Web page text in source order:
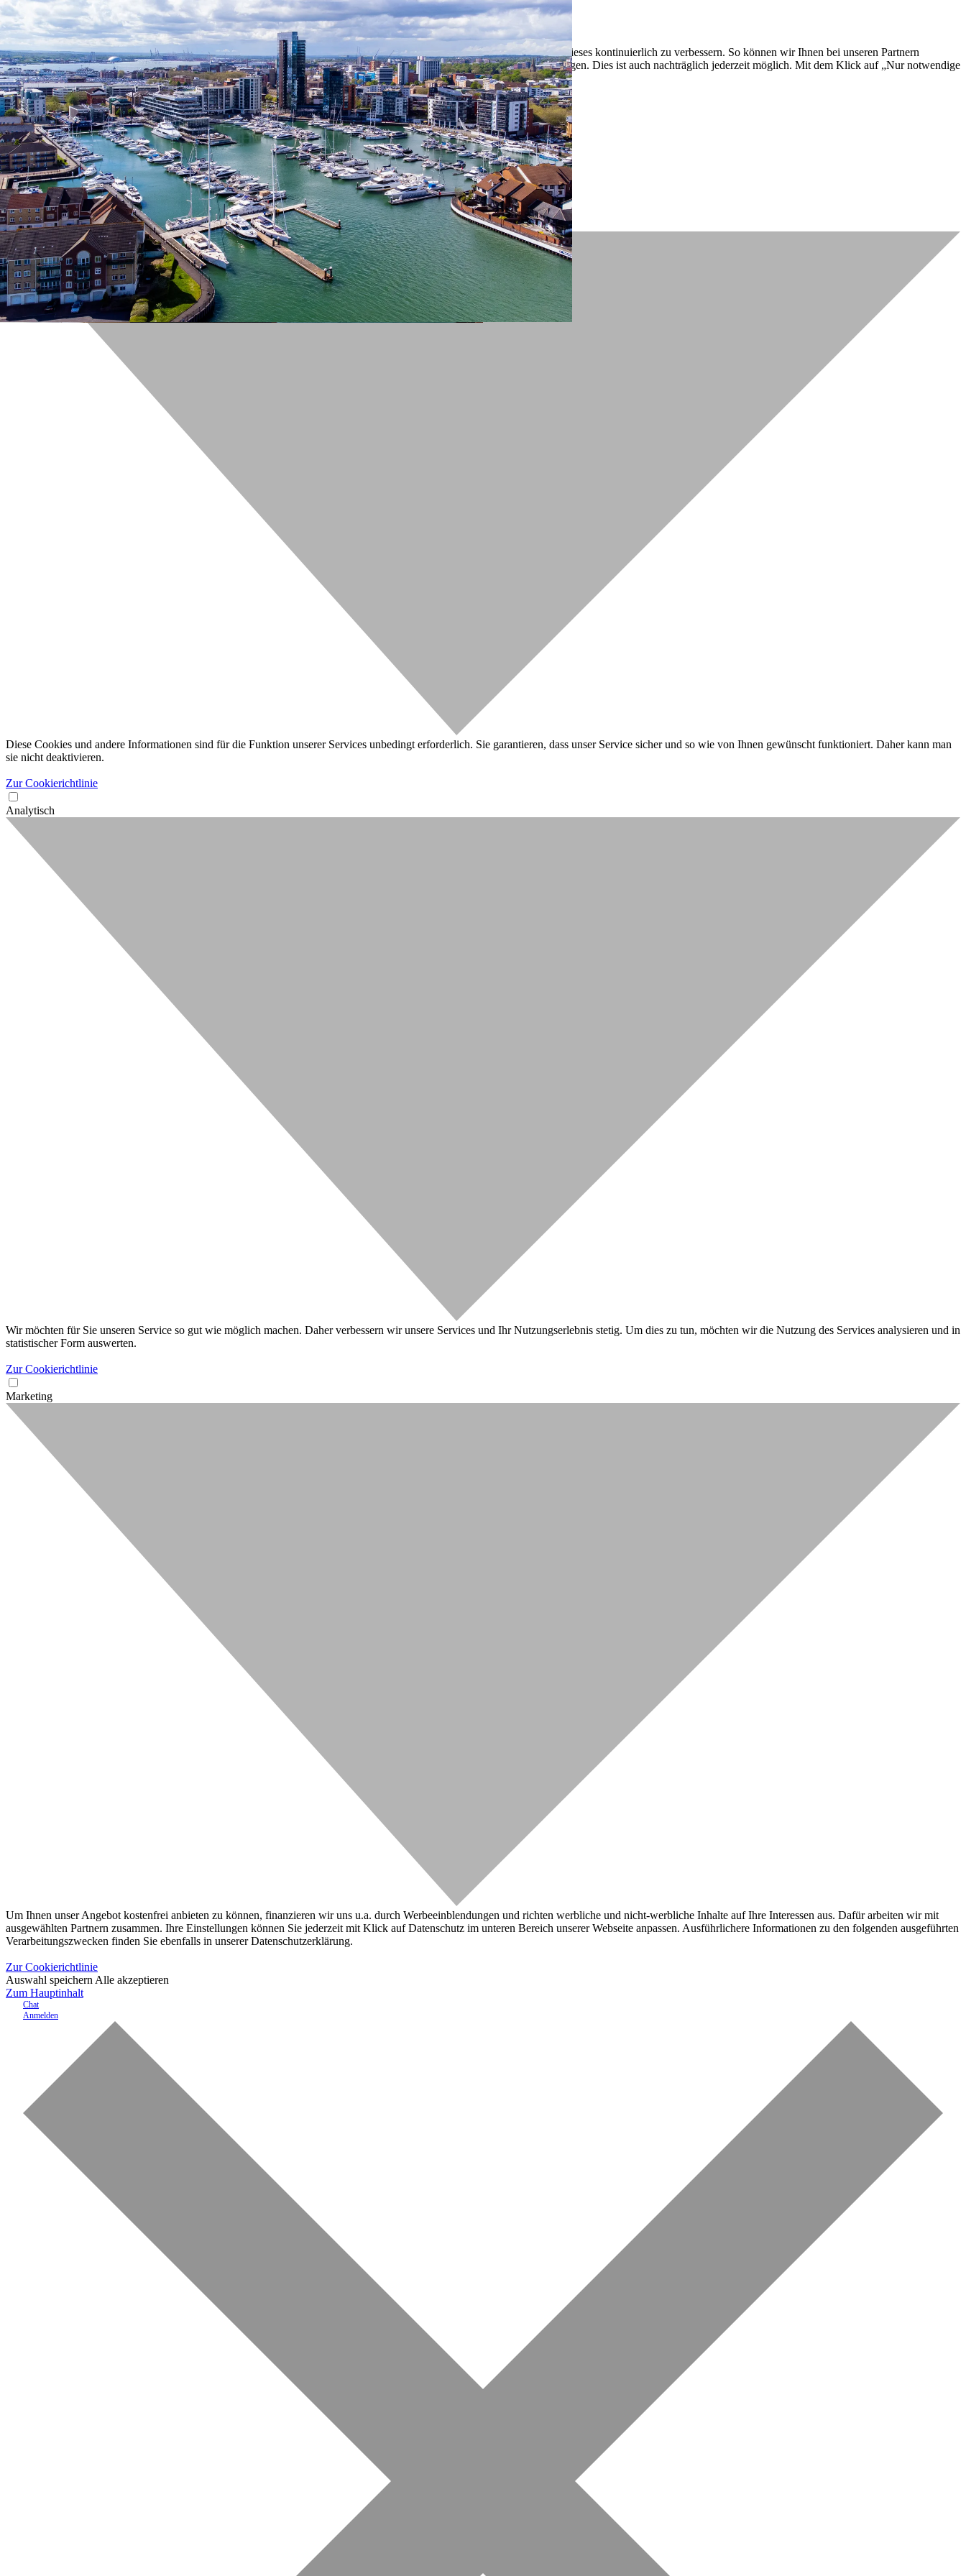
Nur notwendige Cookies
Unvergleichlich lecker
Mit dem Klick auf „geht klar” ermöglichen Sie uns Ihnen über Cookies ein verbessertes Nutzungserlebnis zu servieren und dieses kontinuierlich zu verbessern. So können wir Ihnen bei unseren Partnern
personalisierte Werbung und passende Angebote anzeigen. Über „anpassen” können Sie Ihre persönlichen Präferenzen festlegen. Dies ist auch nachträglich jederzeit möglich. Mit dem Klick auf „Nur notwendige
Cookies” werden lediglich technisch notwendige Cookies gespeichert.
Anpassen Geht klar
Datenschutzerklärung
Cookierichtlinie Impressum
« zurück
Ihre Cookie-Präferenzen verwalten
Wählen Sie, welche Cookies Sie auf check24.de akzeptieren.
Die Cookierichtlinie finden Sie
Notwendig
Diese Cookies und andere Informationen sind für die Funktion unserer Services unbedingt erforderlich. Sie garantieren, dass unser Service sicher und so wie von Ihnen gewünscht funktioniert. Daher kann man
sie nicht deaktivieren.
Zur Cookierichtlinie
Analytisch
Wir möchten für Sie unseren Service so gut wie möglich machen. Daher verbessern wir unsere Services und Ihr Nutzungserlebnis stetig. Um dies zu tun, möchten wir die Nutzung des Services analysieren und in
statistischer Form auswerten.
Zur Cookierichtlinie
Marketing
Um Ihnen unser Angebot kostenfrei anbieten zu können, finanzieren wir uns u.a. durch Werbeeinblendungen und richten werbliche und nicht-werbliche Inhalte auf Ihre Interessen aus. Dafür arbeiten wir mit
ausgewählten Partnern zusammen. Ihre Einstellungen können Sie jederzeit mit Klick auf Datenschutz im unteren Bereich unserer Webseite anpassen. Ausführlichere Informationen zu den folgenden ausgeführten
Verarbeitungszwecken finden Sie ebenfalls in unserer Datenschutzerklärung.
Zur Cookierichtlinie
Auswahl speichern Alle akzeptieren
Zum Hauptinhalt
Chat
Anmelden